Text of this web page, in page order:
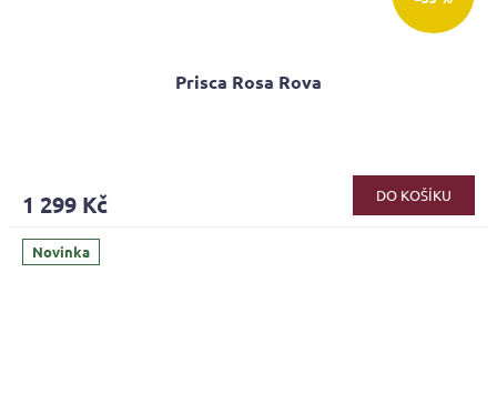
Prisca Rosa Rova
1 299 Kč DO KOŠÍKU
Novinka